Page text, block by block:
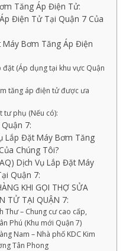
Tăng Áp Điện Tử:
Điện Tử Tại Quận 7 Của
Máy Bơm Tăng Áp Điện
đặt (Áp dụng tại khu vực Quận
tăng áp điện tử được ưa
tư phụ (Nếu có):
7:
Lắp Đặt Máy Bơm Tăng
Chúng Tôi?
Dịch Vụ Lắp Đặt Máy
Quận 7:
KHI GỌI THỢ SỬA
TỬ TẠI QUẬN 7:
Thư – Chung cư cao cấp,
Phú (Khu mới Quận 7)
Nam – Nhà phố KDC Kim
Tân Phong